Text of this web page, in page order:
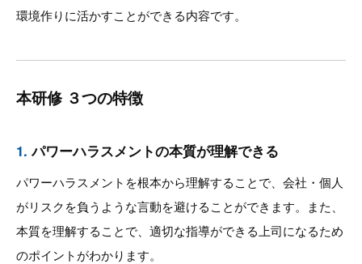
環境作りに活かすことができる内容です。
本研修 ３つの特徴
1. パワーハラスメントの本質が理解できる
パワーハラスメントを根本から理解することで、会社・個人
がリスクを負うような言動を避けることができます。また、
本質を理解することで、適切な指導ができる上司になるため
のポイントがわかります。